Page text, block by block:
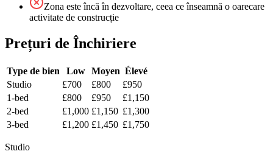
Zona este încă în dezvoltare, ceea ce înseamnă o oarecare
activitate de construcție
Prețuri de Închiriere
Type de bien Low Moyen Élevé
Studio
£700 £800
£950
1-bed
£800 £950
£1,150
2-bed
£1,000 £1,150 £1,300
3-bed
£1,200 £1,450 £1,750
Studio